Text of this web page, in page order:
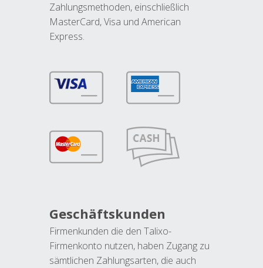
Zahlungsmethoden, einschließlich
MasterCard, Visa und American
Express.
Geschäftskunden
Firmenkunden die den Talixo-
Firmenkonto nutzen, haben Zugang zu
sämtlichen Zahlungsarten, die auch